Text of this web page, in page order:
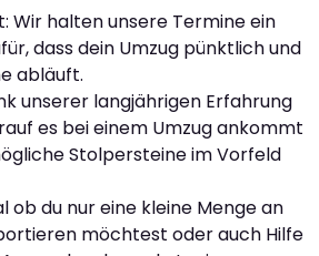
Wir halten unsere Termine ein
dass dein Umzug pünktlich und
abläuft.
unserer langjährigen Erfahrung
es bei einem Umzug ankommt
Stolpersteine im Vorfeld
ob du nur eine kleine Menge an
möchtest oder auch Hilfe